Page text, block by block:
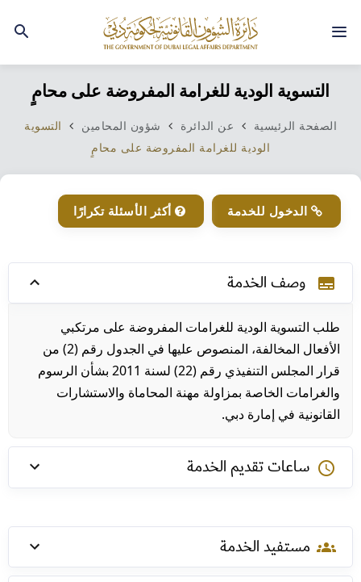
التسوية الودية للغرامة المفروضة على محامٍ
الصفحة الرئيسية عن الدائرة شؤون المحامين
التسوية
الودية للغرامة المفروضة على محامٍ
الدخول للخدمة​​ أكثر الأسئلة تكرارًا
subtitles وصف الخدمة​
طلب التسوية الودية للغرامات المفروضة على مرتكبي
الأفعال المخالفة، المنصوص عليها في الجدول رقم (2) من
قرار المجلس التنفيذي رقم (22) لسنة 2011 بشأن الرسوم
والغرامات الخاصة بمزاولة مهنة المحاماة والاستشارات
القانونية في إمارة دبي.
schedule ساعات تقديم الخدمة
groups مستفيد الخدمة